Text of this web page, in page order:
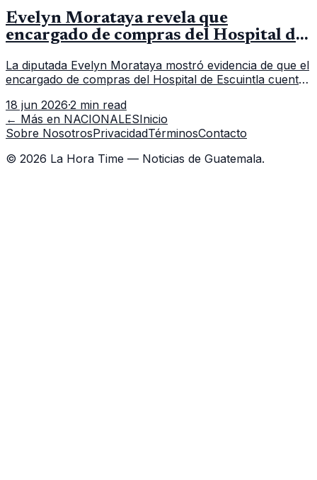
Evelyn Morataya revela que
encargado de compras del Hospital de
La diputada Evelyn Morataya mostró evidencia de que el
encargado de compras del Hospital de Escuintla cuenta
capacitación en la capital.
18 jun 2026·2 min read
← Más en NACIONALESInicio
Sobre NosotrosPrivacidadTérminosContacto
© 2026 La Hora Time — Noticias de Guatemala.